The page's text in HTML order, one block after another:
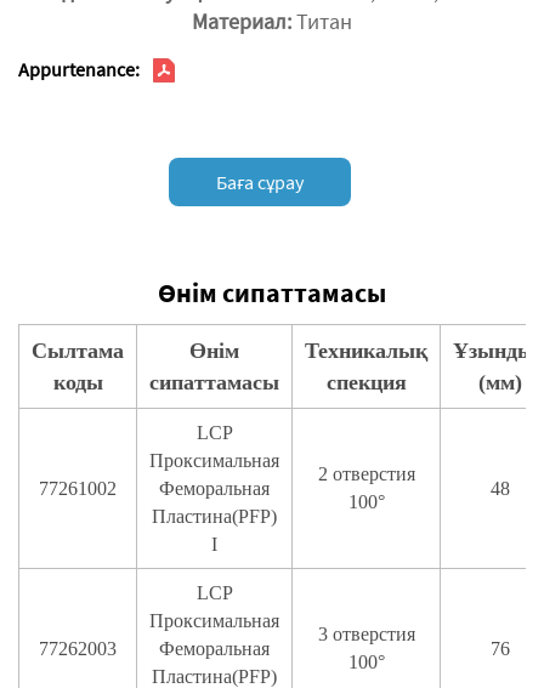
Материал:Титан
Appurtenance:
Баға сұрау
Өнім сипаттамасы
Сылтама
коды
Өнім
сипаттамасы
Техникалық
спекция
(мм)
77261002
LCP
Проксимальная
Феморальная
Пластина(PFP)
I
2 отверстия
100°
48
77262003
LCP
Проксимальная
Феморальная
Пластина(PFP)
3 отверстия
100°
76